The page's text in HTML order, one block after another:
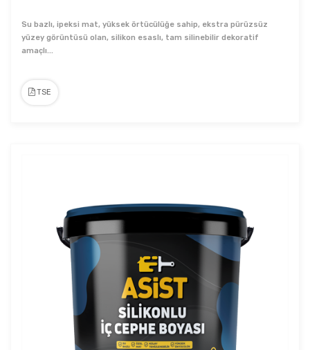
Su bazlı, ipeksi mat, yüksek örtücülüğe sahip, ekstra pürüzsüz
yüzey görüntüsü olan, silikon esaslı, tam silinebilir dekoratif
amaçlı...
TSE